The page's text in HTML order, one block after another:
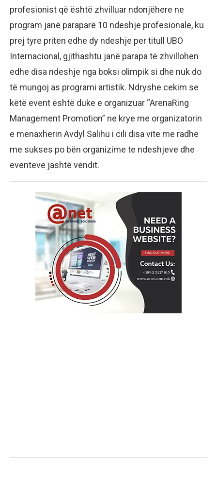
profesionist që është zhvilluar ndonjëhere ne
program janë paraparë 10 ndeshje profesionale, ku
prej tyre priten edhe dy ndeshje per titull UBO
Internacional, gjithashtu janë parapa të zhvillohen
edhe disa ndeshje nga boksi olimpik si dhe nuk do
të mungoj as programi artistik. Ndryshe cekim se
këtë event është duke e organizuar “ArenaRing
Management Promotion” ne krye me organizatorin
e menaxherin Avdyl Salihu i cili disa vite me radhe
me sukses po bën organizime te ndeshjeve dhe
eventeve jashtë vendit.